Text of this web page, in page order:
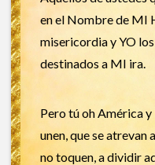
en el Nombre de MI
misericordia y YO
destinados a MI ira.
Pero tú oh América y
unen, que se atrevan
no toquen, a dividir